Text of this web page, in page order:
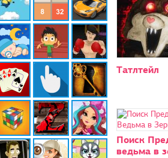
Татлтейл
Поиск
ведьма в